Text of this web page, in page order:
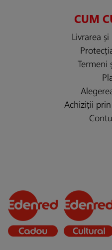
CUM
Livrarea
Termeni
Achiziții prin